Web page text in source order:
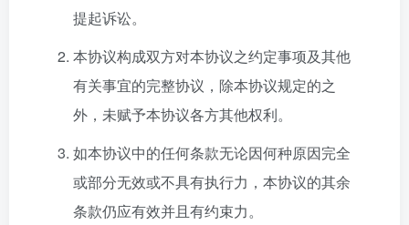
提起诉讼。
本协议构成双方对本协议之约定事项及其他
有关事宜的完整协议，除本协议规定的之
外，未赋予本协议各方其他权利。
如本协议中的任何条款无论因何种原因完全
或部分无效或不具有执行力，本协议的其余
条款仍应有效并且有约束力。